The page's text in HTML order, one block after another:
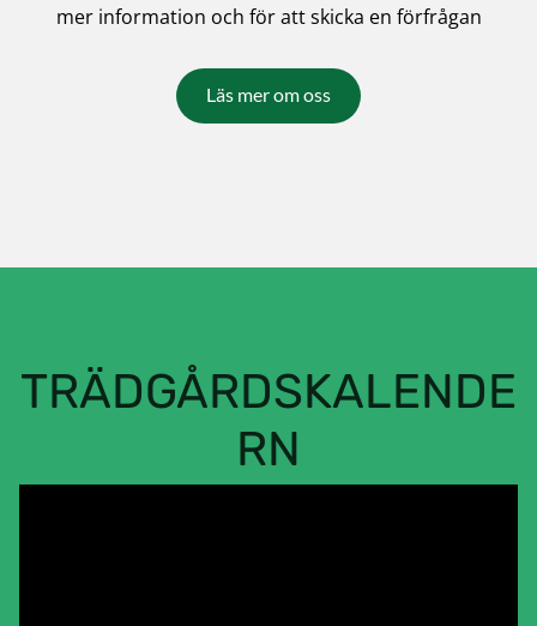
mer information och för att skicka en förfrågan
Läs mer om oss
TRÄDGÅRDSKALENDE
RN